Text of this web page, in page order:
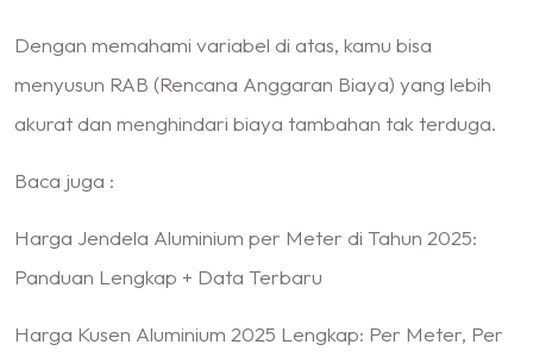
Dengan memahami variabel di atas, kamu bisa
menyusun RAB (Rencana Anggaran Biaya) yang lebih
akurat dan menghindari biaya tambahan tak terduga.
Baca juga :
Harga Jendela Aluminium per Meter di Tahun 2025:
Panduan Lengkap + Data Terbaru
Harga Kusen Aluminium 2025 Lengkap: Per Meter, Per